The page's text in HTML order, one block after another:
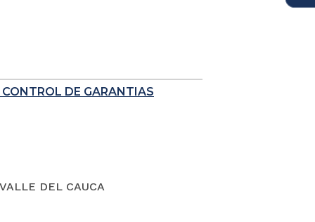
DE GARANTIAS
DEL CAUCA